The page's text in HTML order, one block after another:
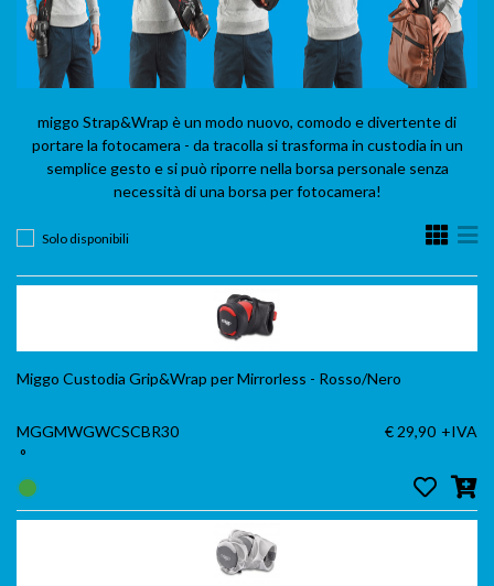
‎miggo‬ Strap&Wrap è un modo nuovo, comodo e divertente di
portare la fotocamera - da tracolla si trasforma in custodia in un
semplice gesto e si può riporre nella borsa personale senza
necessità di una borsa per fotocamera!
Solo disponibili
Miggo Custodia Grip&Wrap per Mirrorless - Rosso/Nero
MGGMWGWCSCBR30
°
€ 29,90 +IVA